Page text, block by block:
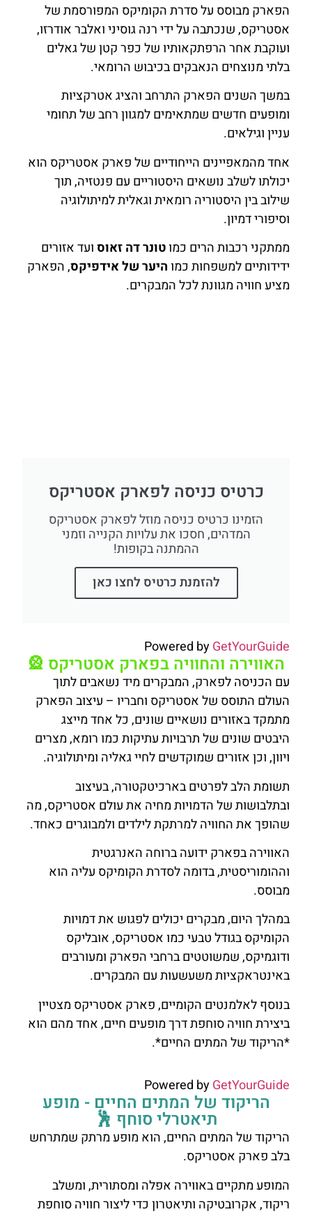
הפארק מבוסס על סדרת הקומיקס המפורסמת של
אסטריקס, שנכתבה על ידי רנה גוסיני ואלבר אודרזו,
ועוקבת אחר הרפתקאותיו של כפר קטן של גאלים
בלתי מנוצחים הנאבקים בכיבוש הרומאי.
במשך השנים הפארק התרחב והציג אטרקציות
ומופעים חדשים שמתאימים למגוון רחב של תחומי
עניין וגילאים.
אחד מהמאפיינים הייחודיים של פארק אסטריקס הוא
יכולתו לשלב נושאים היסטוריים עם פנטזיה, תוך
שילוב בין היסטוריה רומאית וגאלית למיתולוגיה
וסיפורי דמיון.
ממתקני רכבות הרים כמוטונר דה זאוסועד אזורים
ידידותיים למשפחות כמוהיער של אידפיקס, הפארק
מציע חוויה מגוונת לכל המבקרים.
כרטיס כניסה לפארק אסטריקס
הזמינו כרטיס כניסה מוזל לפארק אסטריקס
המדהים, חסכו את עלויות הקנייה וזמני
ההמתנה בקופות!
להזמנת כרטיס לחצו כאן
Powered byGetYourGuide
האווירה והחוויה בפארק אסטריקס 🎡
עם הכניסה לפארק, המבקרים מיד נשאבים לתוך
העולם התוסס של אסטריקס וחבריו – עיצוב הפארק
מתמקד באזורים נושאיים שונים, כל אחד מייצג
היבטים שונים של תרבויות עתיקות כמו רומא, מצרים
ויוון, וכן אזורים שמוקדשים לחיי גאליה ומיתולוגיה.
תשומת הלב לפרטים בארכיטקטורה, בעיצוב
ובתלבושות של הדמויות מחיה את עולם אסטריקס, מה
שהופך את החוויה למרתקת לילדים ולמבוגרים כאחד.
האווירה בפארק ידועה ברוחה האנרגטית
וההומוריסטית, בדומה לסדרת הקומיקס עליה הוא
מבוסס.
במהלך היום, מבקרים יכולים לפגוש את דמויות
הקומיקס בגודל טבעי כמו אסטריקס, אובליקס
ודוגמיקס, שמשוטטים ברחבי הפארק ומעורבים
באינטראקציות משעשעות עם המבקרים.
בנוסף לאלמנטים הקומיים, פארק אסטריקס מצטיין
ביצירת חוויה סוחפת דרך מופעים חיים, אחד מהם הוא
*הריקוד של המתים החיים*.
Powered byGetYourGuide
הריקוד של המתים החיים - מופע
תיאטרלי סוחף 🕺
הריקוד של המתים החיים, הוא מופע מרתק שמתרחש
בלב פארק אסטריקס.
המופע מתקיים באווירה אפלה ומסתורית, ומשלב
ריקוד, אקרובטיקה ותיאטרון כדי ליצור חוויה סוחפת